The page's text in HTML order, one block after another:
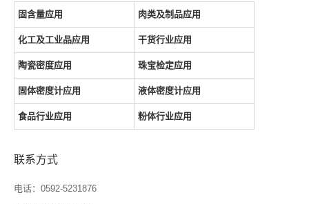
固含量应用 肉类及制品应用
化工及工业品应用 干货行业应用
陶瓷密度应用 珠宝检定应用
固体密度计应用 液体密度计应用
食品行业应用 粉体行业应用
联系方式
电话：0592-5231876